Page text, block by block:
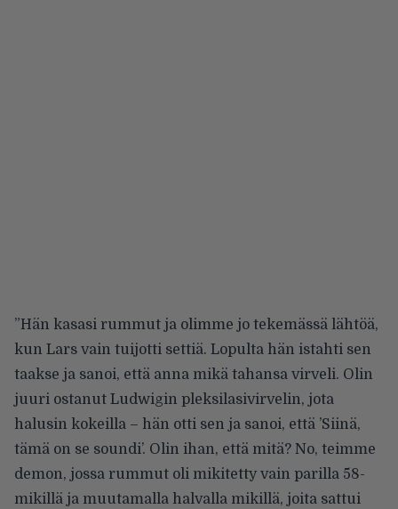
”Hän kasasi rummut ja olimme jo tekemässä lähtöä,
kun Lars vain tuijotti settiä. Lopulta hän istahti sen
taakse ja sanoi, että anna mikä tahansa virveli. Olin
juuri ostanut Ludwigin pleksilasivirvelin, jota
halusin kokeilla – hän otti sen ja sanoi, että ’Siinä,
tämä on se soundi’. Olin ihan, että mitä? No, teimme
demon, jossa rummut oli mikitetty vain parilla 58-
mikillä ja muutamalla halvalla mikillä, joita sattui